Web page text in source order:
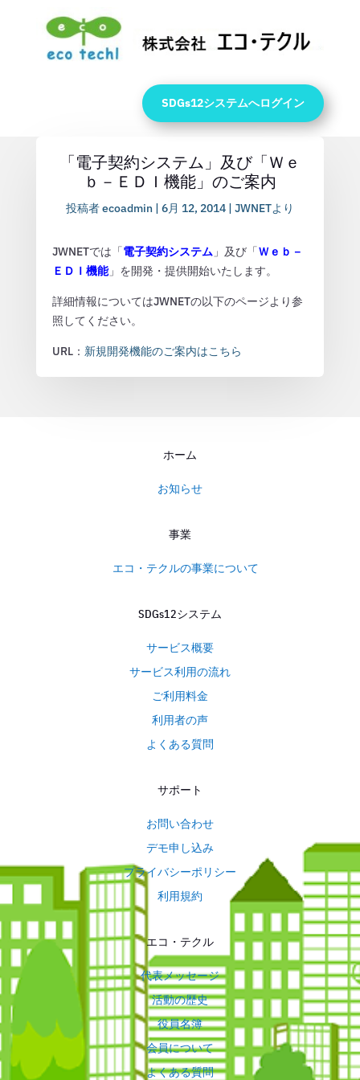
SDGs12システムへログイン
「電子契約システム」及び「Ｗｅ
ｂ－ＥＤＩ機能」のご案内
投稿者ecoadmin 6月 12, 2014| JWNETより
JWNETでは「電子契約システム」及び「Ｗｅｂ－
ＥＤＩ機能」を開発・提供開始いたします。
詳細情報についてはJWNETの以下のページより参
照してください。
URL： 新規開発機能のご案内はこちら
ホーム
お知らせ
事業
エコ・テクルの事業について
SDGs12システム
サービス概要
サービス利用の流れ
ご利用料金
利用者の声
よくある質問
サポート
お問い合わせ
デモ申し込み
プライバシーポリシー
利用規約
エコ・テクル
代表メッセージ
活動の歴史
役員名簿
会員について
よくある質問